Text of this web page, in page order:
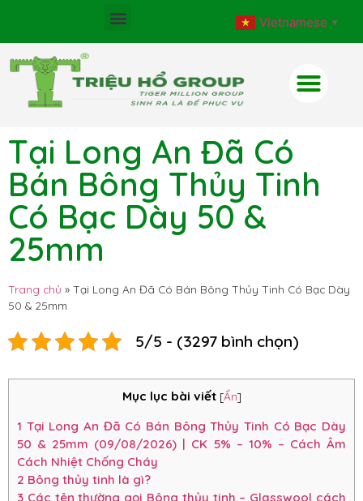
Vietnamese ▼
Tại Long An Đã Có
Bán Bông Thủy Tinh
Có Bạc Dày 50 &
25mm
Trang chủ » Tại Long An Đã Có Bán Bông Thủy Tinh Có Bạc Dày
50 & 25mm
5/5 - (3297 bình chọn)
Mục lục bài viết [Ẩn]
1 Tại Long An Đã Có Bán Bông Thủy Tinh Có Bạc Dày
50 & 25mm (09/08/2026) | CK 5% – 10% – Cách Âm
Cách Nhiệt Chống Cháy
2 Bông thủy tinh là gì?
3 Các tên thường gọi Bông thủy tinh – Glasswool cách